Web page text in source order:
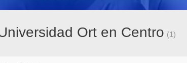
Ort en Centro (1)